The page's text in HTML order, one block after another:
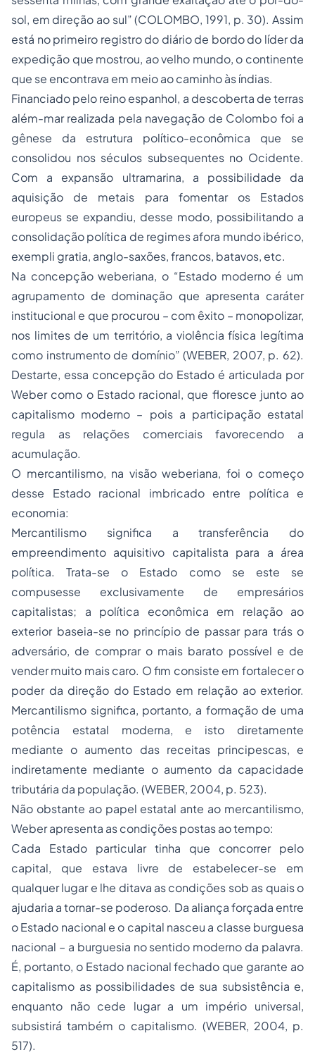
sol, em direção ao sul” (COLOMBO, 1991, p. 30). Assim
está no primeiro registro do diário de bordo do líder da
expedição que mostrou, ao velho mundo, o continente
que se encontrava em meio ao caminho às índias.
Financiado pelo reino espanhol, a descoberta de terras
além-mar realizada pela navegação de Colombo foi a
gênese da estrutura político-econômica que se
consolidou nos séculos subsequentes no Ocidente.
Com a expansão ultramarina, a possibilidade da
aquisição de metais para fomentar os Estados
europeus se expandiu, desse modo, possibilitando a
consolidação política de regimes afora mundo ibérico,
exempli gratia, anglo-saxões, francos, batavos, etc.
Na concepção weberiana, o “Estado moderno é um
agrupamento de dominação que apresenta caráter
institucional e que procurou – com êxito – monopolizar,
nos limites de um território, a violência física legítima
como instrumento de domínio” (WEBER, 2007, p. 62).
Destarte, essa concepção do Estado é articulada por
Weber como o Estado racional, que floresce junto ao
capitalismo moderno – pois a participação estatal
regula as relações comerciais favorecendo a
acumulação.
O mercantilismo, na visão weberiana, foi o começo
desse Estado racional imbricado entre política e
economia:
Mercantilismo significa a transferência do
empreendimento aquisitivo capitalista para a área
política. Trata-se o Estado como se este se
compusesse exclusivamente de empresários
capitalistas; a política econômica em relação ao
exterior baseia-se no princípio de passar para trás o
adversário, de comprar o mais barato possível e de
vender muito mais caro. O fim consiste em fortalecer o
poder da direção do Estado em relação ao exterior.
Mercantilismo significa, portanto, a formação de uma
potência estatal moderna, e isto diretamente
mediante o aumento das receitas principescas, e
indiretamente mediante o aumento da capacidade
tributária da população. (WEBER, 2004, p. 523).
Não obstante ao papel estatal ante ao mercantilismo,
Weber apresenta as condições postas ao tempo:
Cada Estado particular tinha que concorrer pelo
capital, que estava livre de estabelecer-se em
qualquer lugar e lhe ditava as condições sob as quais o
ajudaria a tornar-se poderoso. Da aliança forçada entre
o Estado nacional e o capital nasceu a classe burguesa
nacional – a burguesia no sentido moderno da palavra.
É, portanto, o Estado nacional fechado que garante ao
capitalismo as possibilidades de sua subsistência e,
enquanto não cede lugar a um império universal,
subsistirá também o capitalismo. (WEBER, 2004, p.
517).